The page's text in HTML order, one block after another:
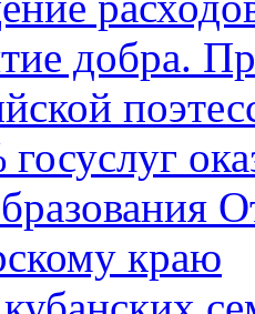
добра.
госуслуг
краю